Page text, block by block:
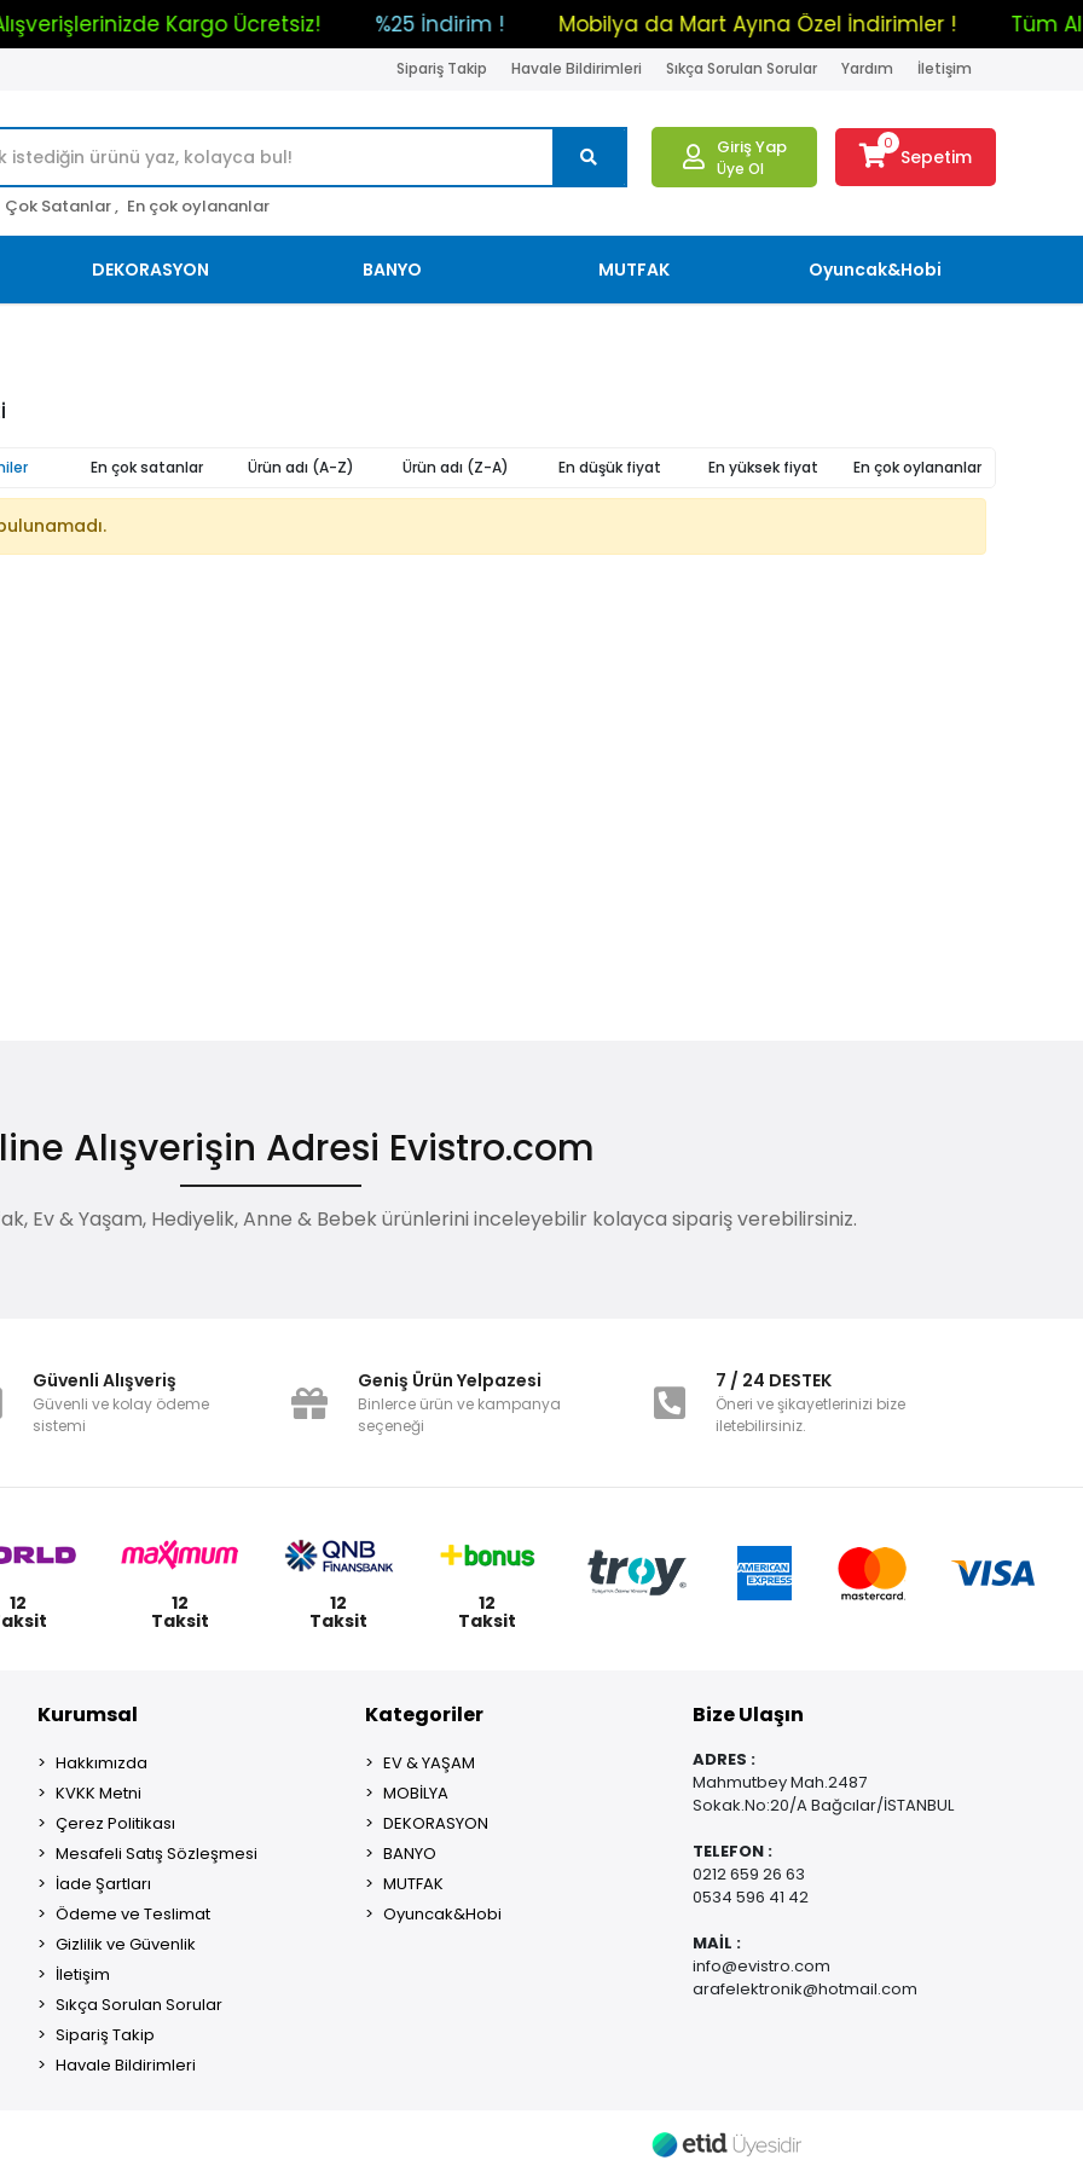
Alışverişlerinizde Kargo Ücretsiz! %25 İndirim ! Mobilya da Mart Ayına Özel İndirimler !
Sipariş Takip Havale Bildirimleri Sıkça Sorulan Sorular Yardım İletişim
Çok Satanlar , En çok oylananlar
Giriş Yap
Üye Ol
0
Sepetim
DEKORASYON BANYO MUTFAK Oyuncak&Hobi
En çok satanlar Ürün adı (A-Z) Ürün adı (Z-A) En düşük fiyat En yüksek fiyat En çok oylananlar
Alışverişin Adresi Evistro.com
Ev & Yaşam, Hediyelik, Anne & Bebek ürünlerini inceleyebilir kolayca sipariş verebilirsiniz.
Güvenli Alışveriş
Güvenli ve kolay ödeme
sistemi
Geniş Ürün Yelpazesi
Binlerce ürün ve kampanya
seçeneği
7 / 24 DESTEK
Öneri ve şikayetlerinizi bize
iletebilirsiniz.
12 12
Taksit
12
Taksit
12
Taksit
Kurumsal
Hakkımızda
KVKK Metni
Çerez Politikası
Mesafeli Satış Sözleşmesi
İade Şartları
Ödeme ve Teslimat
Gizlilik ve Güvenlik
İletişim
Sıkça Sorulan Sorular
Sipariş Takip
Havale Bildirimleri
Kategoriler
EV & YAŞAM
MOBİLYA
DEKORASYON
BANYO
MUTFAK
Oyuncak&Hobi
Bize Ulaşın
ADRES :
Mahmutbey Mah.2487
Sokak.No:20/A Bağcılar/İSTANBUL
TELEFON :
0212 659 26 63
0534 596 41 42
MAİL :
info@evistro.com
arafelektronik@hotmail.com